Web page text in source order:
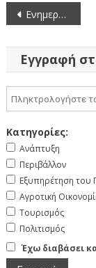
Πλοήγηση
άρθρων
Ενημερωτικές συναντήσεις του Γ. Κασαπίδη για το Αρδευτικό της Βόρειας Ζώνης της λίμνης Πολυφύτου
Εγγραφή
Κατηγορίες:
Ανάπτυξη
Περιβάλλον
Εξυπηρέτηση του
Αγροτική
Τουρισμός
Πολιτισμός
Έχω διαβάσει